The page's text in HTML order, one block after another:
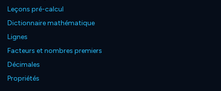
Leçons pré-calcul
Dictionnaire mathématique
Lignes
Facteurs et nombres premiers
Décimales
Propriétés